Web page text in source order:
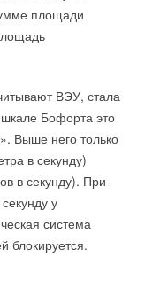
площади
ВЭУ, стала
шкале Бофорта это
Выше него только
в секунду)
в секунду). При
у
система
блокируется.
бизнеса
реализации
отсутствует
удаленные
числе, — там, где
либо
через несколько
сдачу
предоставления
решения